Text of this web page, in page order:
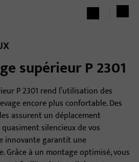
supérieur P 2301
P 2301 rend l’utilisation des
encore plus confortable. Des
assurent un déplacement
silencieux de vos
innovante garantit une
Grâce à un montage optimisé, vous